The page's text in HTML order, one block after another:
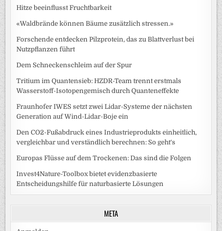
Hitze beeinflusst Fruchtbarkeit
«Waldbrände können Bäume zusätzlich stressen.»
Forschende entdecken Pilzprotein, das zu Blattverlust bei
Nutzpflanzen führt
Dem Schneckenschleim auf der Spur
Tritium im Quantensieb: HZDR-Team trennt erstmals
Wasserstoff-Isotopengemisch durch Quanteneffekte
Fraunhofer IWES setzt zwei Lidar-Systeme der nächsten
Generation auf Wind-Lidar-Boje ein
Den CO2-Fußabdruck eines Industrieprodukts einheitlich,
vergleichbar und verständlich berechnen: So geht‘s
Europas Flüsse auf dem Trockenen: Das sind die Folgen
Invest4Nature-Toolbox bietet evidenzbasierte
Entscheidungshilfe für naturbasierte Lösungen
META